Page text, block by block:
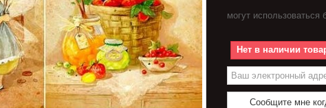
могут использоваться
Нет в наличии
Сообщите мне